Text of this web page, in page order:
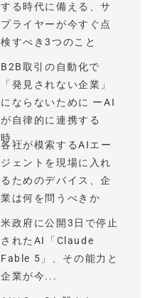
する時代に備える、サ
プライヤーが今すぐ点
検すべき3つのこと
B2B取引の自動化で
「発見されない企業」
にならないために ーAI
が自律的に連携する
時...
各社が模索するAIエー
ジェントを現場に入れ
るためのデバイス、企
業は何を問うべきか
米政府に公開3日で停止
されたAI「Claude
Fable 5」、その能力と
企業が今...